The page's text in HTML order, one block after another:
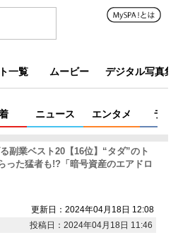
一覧 ムービー デジタル写真集
ニュース エンタメ ライフ
副業ベスト20【16位】“タダ”のト
った猛者も!?「暗号資産のエアドロ
更新日：2024年04月18日 12:08
投稿日：2024年04月18日 11:46